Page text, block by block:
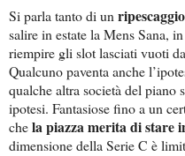
Si parla tanto di unripescaggio
salire in estate la Mens Sana,
riempire gli slot lasciati vuoti
Qualcuno paventa anche
qualche altra società del piano
ipotesi. Fantasiose fino a un
chela piazza merita di stare
dimensione della Serie C è